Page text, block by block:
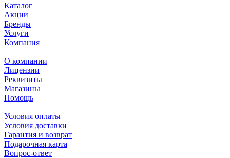
Каталог
Акции
Бренды
Услуги
Компания
О компании
Лицензии
Реквизиты
Магазины
Помощь
Условия оплаты
Условия доставки
Гарантия и возврат
Подарочная карта
Вопрос-ответ